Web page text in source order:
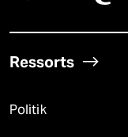
Ressorts
Politik